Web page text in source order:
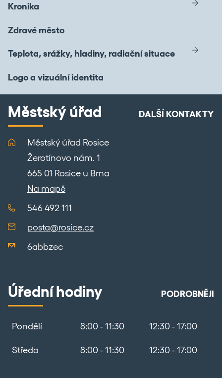
Kronika
Zdravé město
Teplota, srážky, hladiny, radiační situace
Logo a vizuální identita
Městský úřad DALŠÍ KONTAKTY
Městský úřad Rosice
Žerotínovo nám. 1
665 01 Rosice u Brna
Na mapě
546 492 111
posta@rosice.cz
6abbzec
Úřední hodiny PODROBNĚJI
Pondělí 8:00 - 11:30 12:30 - 17:00
Středa 8:00 - 11:30 12:30 - 17:00